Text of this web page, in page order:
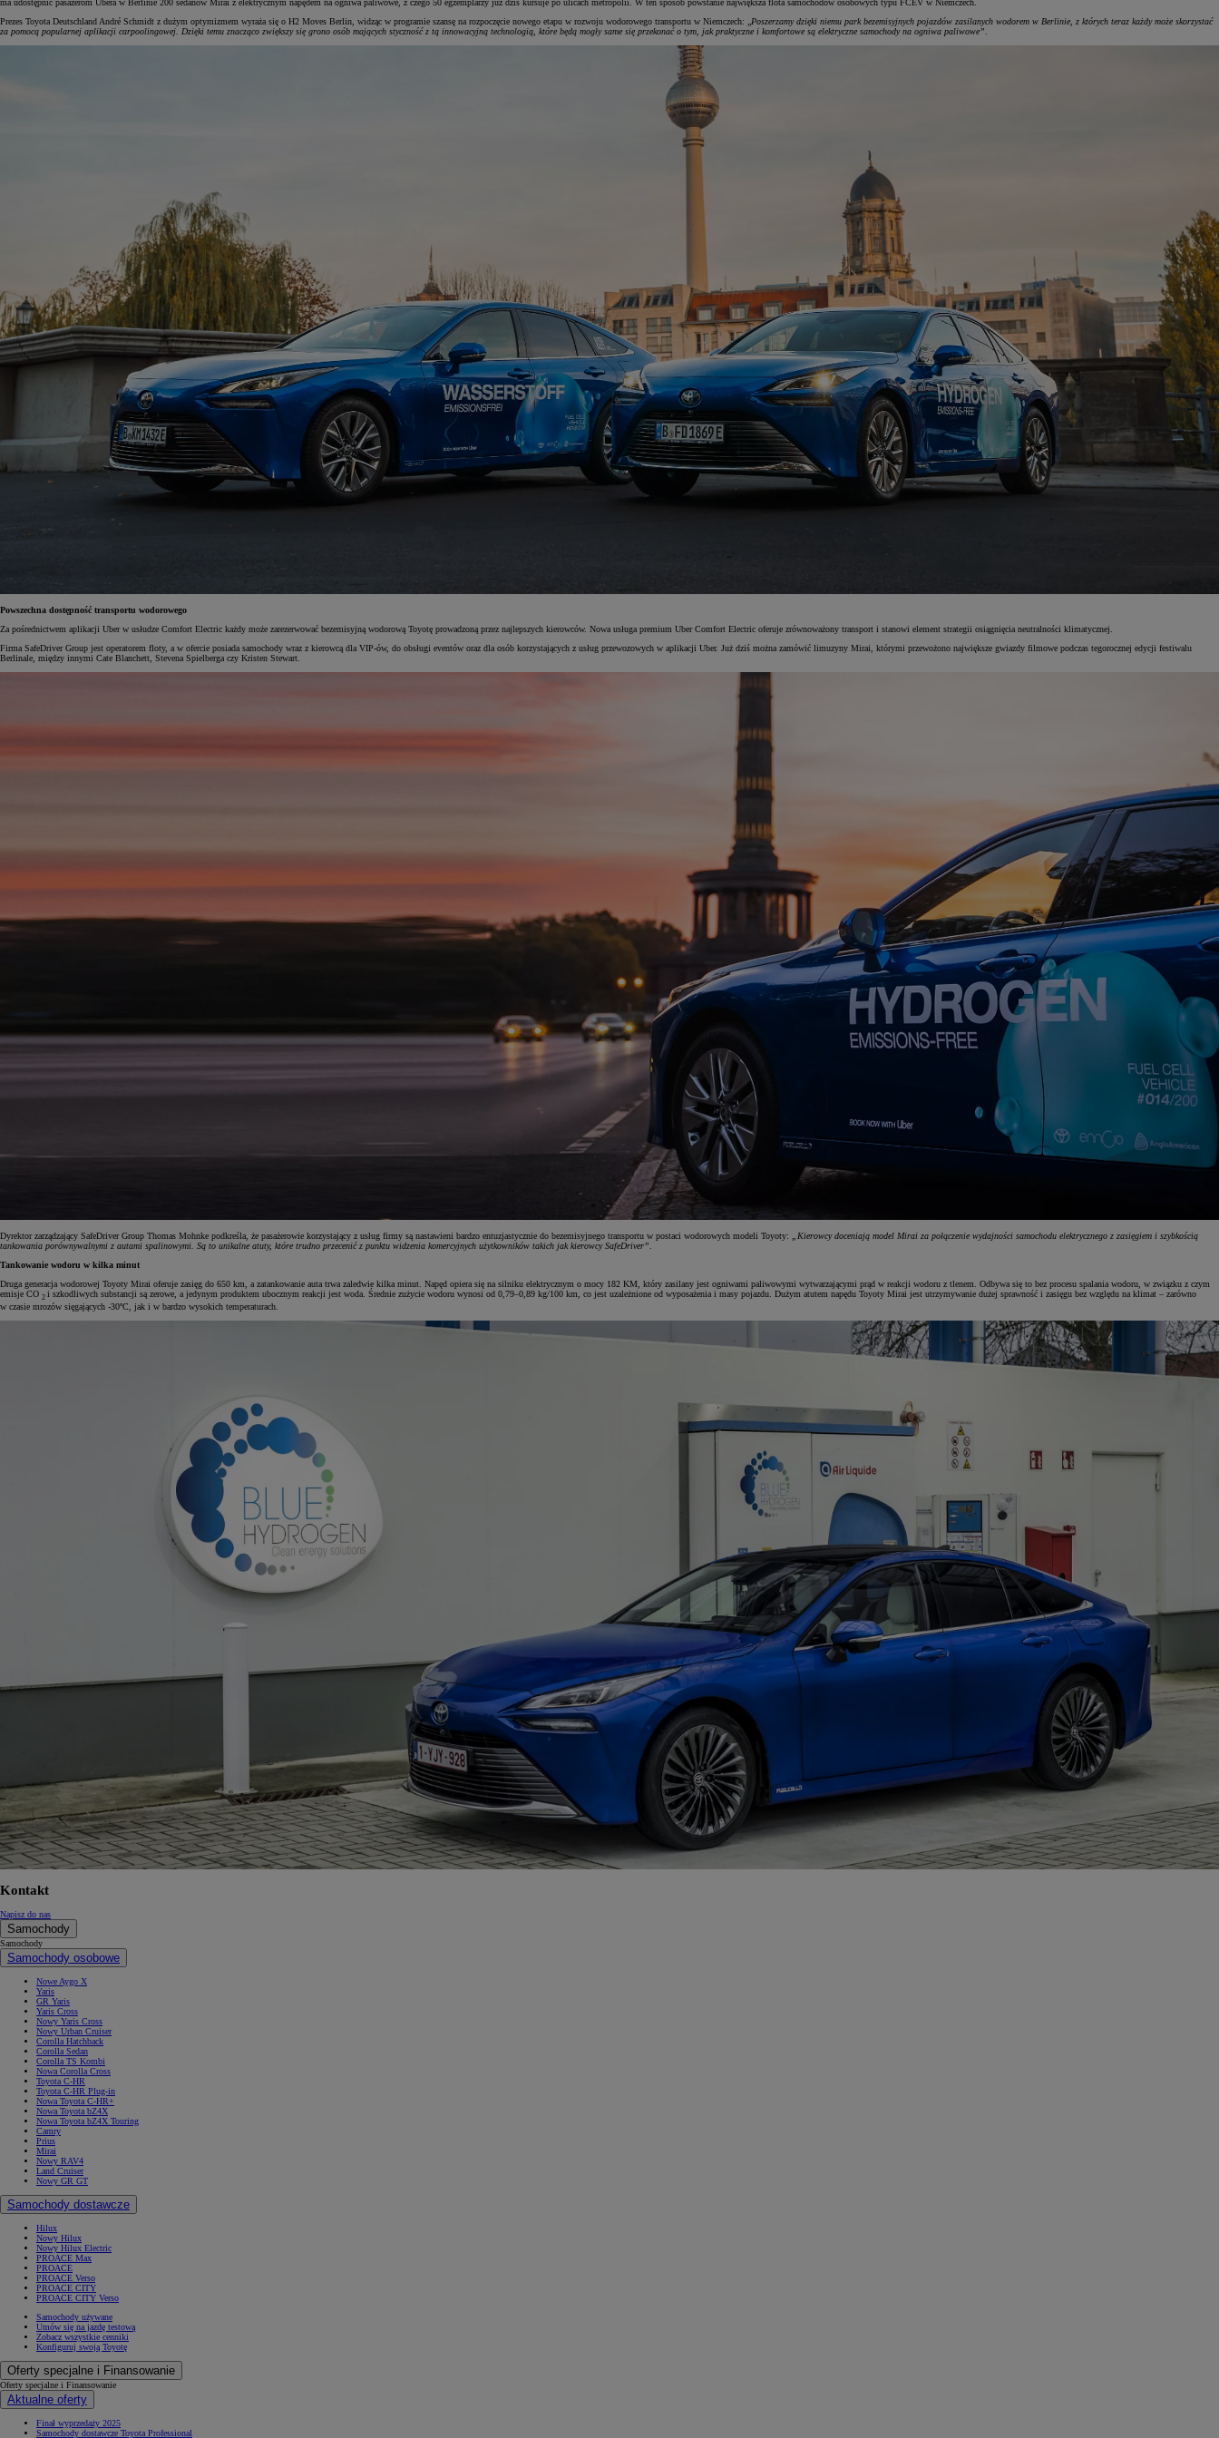
Od105 300 zł
Corolla Hatchback
HYBRID
418
ma udostępnić pasażerom Ubera w Berlinie 200 sedanów Mirai z elektrycznym napędem na ogniwa paliwowe, z czego 50 egzemplarzy już dziś kursuje po ulicach metropolii. W ten sposób powstanie największa flota samochodów osobowych typu FCEV w Niemczech.
Prezes Toyota Deutschland André Schmidt z dużym optymizmem wyraża się o H2 Moves Berlin, widząc w programie szansę na rozpoczęcie nowego etapu w rozwoju wodorowego transportu w Niemczech: „ Poszerzamy dzięki niemu park bezemisyjnych pojazdów zasilanych wodorem w Berlinie, z których teraz każdy może skorzystać
za pomocą popularnej aplikacji carpoolingowej. Dzięki temu znacząco zwiększy się grono osób mających styczność z tą innowacyjną technologią, które będą mogły same się przekonać o tym, jak praktyczne i komfortowe są elektryczne samochody na ogniwa paliwowe”
Powszechna dostępność transportu wodorowego
Za pośrednictwem aplikacji Uber w usłudze Comfort Electric każdy może zarezerwować bezemisyjną wodorową Toyotę prowadzoną przez najlepszych kierowców. Nowa usługa premium Uber Comfort Electric oferuje zrównoważony transport i stanowi element strategii osiągnięcia neutralności klimatycznej.
Firma SafeDriver Group jest operatorem floty, a w ofercie posiada samochody wraz z kierowcą dla VIP-ów, do obsługi eventów oraz dla osób korzystających z usług przewozowych w aplikacji Uber. Już dziś można zamówić limuzyny Mirai, którymi przewożono największe gwiazdy filmowe podczas tegorocznej edycji festiwalu
Berlinale, między innymi Cate Blanchett, Stevena Spielberga czy Kristen Stewart.
Dyrektor zarządzający SafeDriver Group Thomas Mohnke podkreśla, że pasażerowie korzystający z usług firmy są nastawieni bardzo entuzjastycznie do bezemisyjnego transportu w postaci wodorowych modeli Toyoty: „Kierowcy doceniają model Mirai za połączenie wydajności samochodu elektrycznego z zasięgiem i szybkością
tankowania porównywalnymi z autami spalinowymi. Są to unikalne atuty, które trudno przecenić z punktu widzenia komercyjnych użytkowników takich jak kierowcy SafeDriver”.
Tankowanie wodoru w kilka minut
Druga generacja wodorowej Toyoty Mirai oferuje zasięg do 650 km, a zatankowanie auta trwa zaledwie kilka minut. Napęd opiera się na silniku elektrycznym o mocy 182 KM, który zasilany jest ogniwami paliwowymi wytwarzającymi prąd w reakcji wodoru z tlenem. Odbywa się to bez procesu spalania wodoru, w związku z czym
emisje CO 2 i szkodliwych substancji są zerowe, a jedynym produktem ubocznym reakcji jest woda. Średnie zużycie wodoru wynosi od 0,79–0,89 kg/100 km, co jest uzależnione od wyposażenia i masy pojazdu. Dużym atutem napędu Toyoty Mirai jest utrzymywanie dużej sprawność i zasięgu bez względu na klimat – zarówno
w czasie mrozów sięgających -30ºC, jak i w bardzo wysokich temperaturach.
Kontakt
Napisz do nas
Samochody
Samochody
Samochody osobowe
Nowe Aygo X
Yaris
GR Yaris
Yaris Cross
Nowy Yaris Cross
Nowy Urban Cruiser
Corolla Hatchback
Corolla Sedan
Corolla TS Kombi
Nowa Corolla Cross
Toyota C-HR
Toyota C-HR Plug-in
Nowa Toyota C-HR+
Nowa Toyota bZ4X
Nowa Toyota bZ4X Touring
Camry
Prius
Mirai
Nowy RAV4
Land Cruiser
Nowy GR GT
Samochody dostawcze
Hilux
Nowy Hilux
Nowy Hilux Electric
PROACE Max
PROACE
PROACE Verso
PROACE CITY
PROACE CITY Verso
Samochody używane
Umów się na jazdę testową
Zobacz wszystkie cenniki
Konfiguruj swoją Toyotę
Oferty specjalne i Finansowanie
Oferty specjalne i Finansowanie
Aktualne oferty
Finał wyprzedaży 2025
Samochody dostawcze Toyota Professional